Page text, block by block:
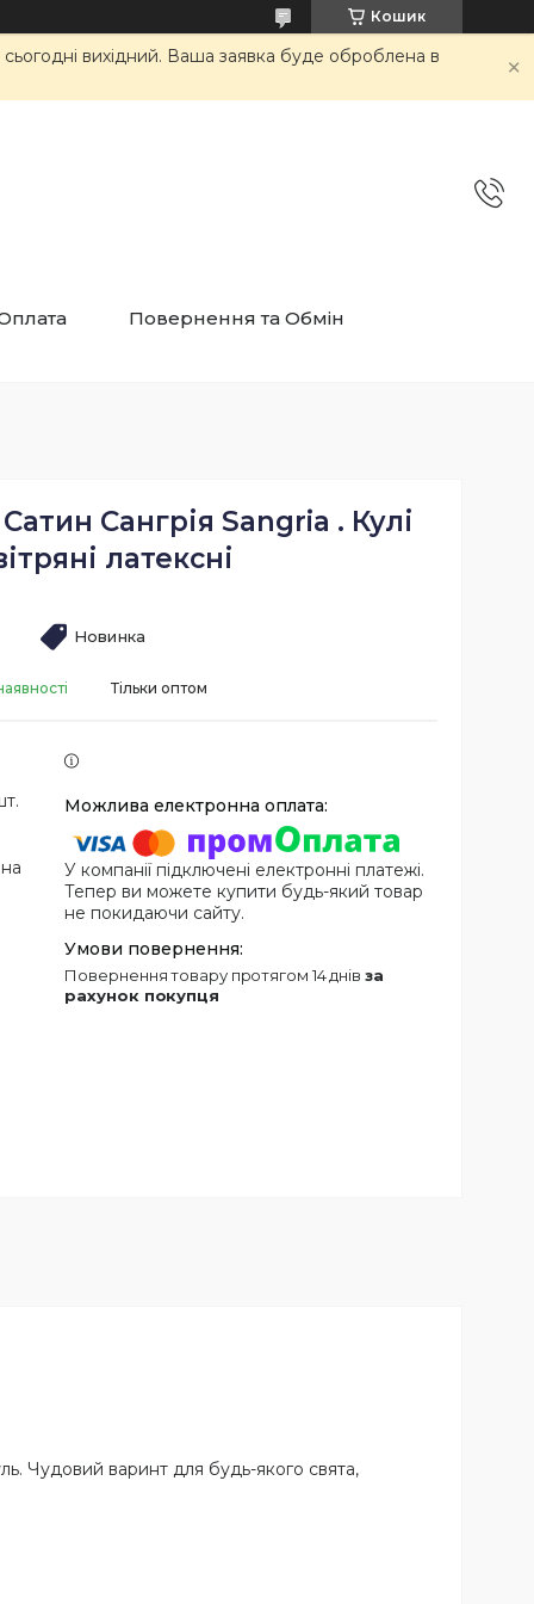
Кошик
вихідний. Ваша заявка буде оброблена в
Повернення та Обмін
Сангрія Sangria . Кулі
латексні
Новинка
Тільки оптом
У компанії підключені електронні платежі.
Тепер ви можете купити будь-який товар
не покидаючи сайту.
повернення товару протягом 14 днів за
рахунок покупця
Чудовий варинт для будь-якого свята,